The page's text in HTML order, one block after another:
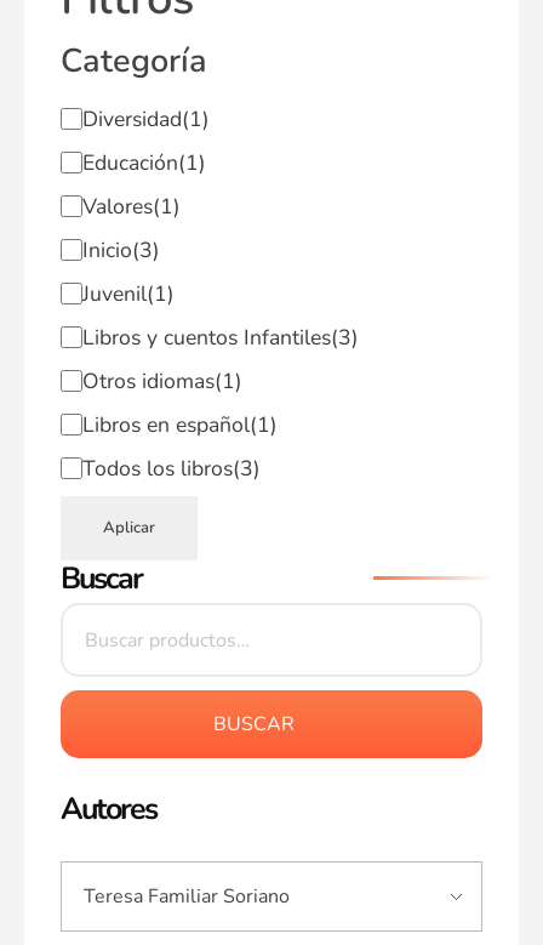
Categoría
Diversidad(1)
Educación(1)
Valores(1)
Inicio(3)
Juvenil(1)
Libros y cuentos Infantiles(3)
Otros idiomas(1)
Libros en español(1)
Todos los libros(3)
Aplicar
Buscar
BUSCAR
Autores